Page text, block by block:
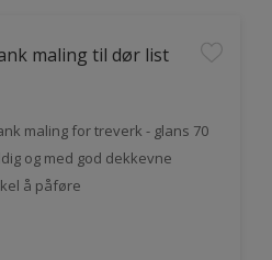
maling til dør list
maling for treverk - glans 70
og med god dekkevne
å påføre